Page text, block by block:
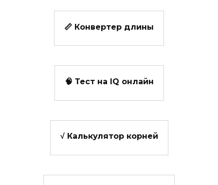
📏 Конвертер длины
🧠 Тест на IQ онлайн
√ Калькулятор корней